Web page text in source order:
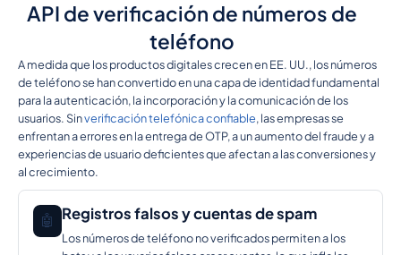
API de verificación de números de
teléfono
A medida que los productos digitales crecen en EE. UU., los números
de teléfono se han convertido en una capa de identidad fundamental
para la autenticación, la incorporación y la comunicación de los
usuarios. Sinverificación telefónica confiable, las empresas se
enfrentan a errores en la entrega de OTP, a un aumento del fraude y a
experiencias de usuario deficientes que afectan a las conversiones y
al crecimiento.
🤖 Registros falsos y cuentas de spam
Los números de teléfono no verificados permiten a los